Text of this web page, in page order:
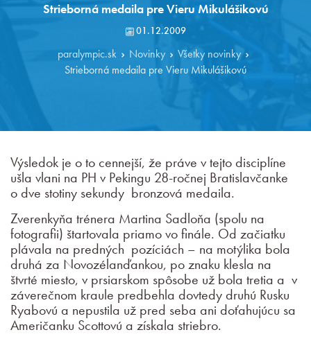
Strieborná medaila pre Vieru Mikulášikovú
01.12.2009
paralympic.sk Novinky
Všetky novinky
Strieborná medaila pre Vieru Mikulášikovú
Výsledok je o to cennejší, že práve v tejto disciplíne
ušla vlani na PH v Pekingu 28-ročnej Bratislavčanke
o dve stotiny sekundy bronzová medaila.
Zverenkyňa trénera Martina Sadloňa (spolu na
fotografii) štartovala priamo vo finále. Od začiatku
plávala na predných pozíciách – na motýlika bola
druhá za Novozélanďankou, po znaku klesla na
štvrté miesto, v prsiarskom spôsobe už bola tretia a v
záverečnom kraule predbehla dovtedy druhú Rusku
Ryabovú a nepustila už pred seba ani doťahujúcu sa
Američanku Scottovú a získala striebro.